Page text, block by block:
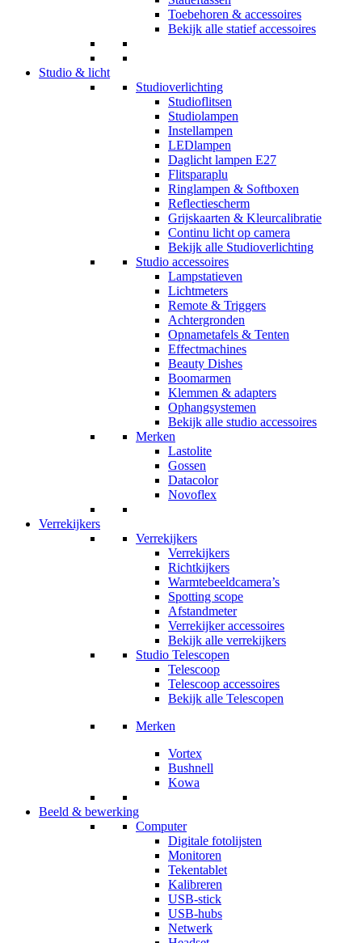
Toebehoren & accessoires
Bekijk alle statief accessoires
Studio & licht
Studioverlichting
Studioflitsen
Studiolampen
Instellampen
LEDlampen
Daglicht lampen E27
Flitsparaplu
Ringlampen & Softboxen
Reflectiescherm
Grijskaarten & Kleurcalibratie
Continu licht op camera
Bekijk alle Studioverlichting
Studio accessoires
Lampstatieven
Lichtmeters
Remote & Triggers
Achtergronden
Opnametafels & Tenten
Effectmachines
Beauty Dishes
Boomarmen
Klemmen & adapters
Ophangsystemen
Bekijk alle studio accessoires
Merken
Lastolite
Gossen
Datacolor
Novoflex
Verrekijkers
Verrekijkers
Verrekijkers
Richtkijkers
Warmtebeeldcamera’s
Spotting scope
Afstandmeter
Verrekijker accessoires
Bekijk alle verrekijkers
Studio Telescopen
Telescoop
Telescoop accessoires
Bekijk alle Telescopen
Merken
Vortex
Bushnell
Kowa
Beeld & bewerking
Computer
Digitale fotolijsten
Monitoren
Tekentablet
Kalibreren
USB-stick
USB-hubs
Netwerk